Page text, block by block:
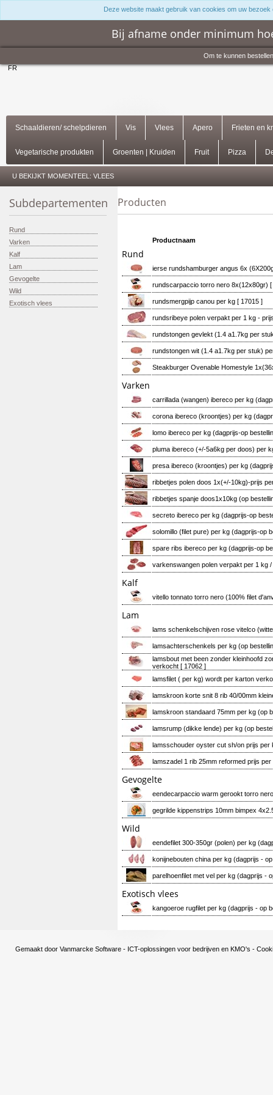
Deze website maakt gebruik van cookies om uw
Bij afname onder minimum
Om te kunnen
FR
Schaaldieren/ schelpdieren Vis Vlees Apero Frieten en
Vegetarische produkten Groenten | Kruiden Fruit Pizza
U BEKIJKT MOMENTEEL: VLEES
Subdepartementen
Rund
Varken
Kalf
Lam
Gevogelte
Wild
Exotisch vlees
Producten
Productnaam
Rund
ierse rundshamburger angus 6x
rundscarpaccio torro nero 8x(12x80gr) [
rundsmergpijp canou per kg [ 17015 ]
rundsribeye polen verpakt per 1 kg -
rundstongen gevlekt (1.4 a1.7kg per
rundstongen wit (1.4 a1.7kg per stuk)
Steakburger Ovenable Homestyle
Varken
carrillada (wangen) ibereco per kg
corona ibereco (kroontjes) per kg
lomo ibereco per kg (dagprijs-op
pluma ibereco (+/-5a6kg per doos) per
presa ibereco (kroontjes) per kg
ribbetjes polen doos 1x(+/-10kg)-prijs
ribbetjes spanje doos1x10kg (op
secreto ibereco per kg (dagprijs-op
solomillo (filet pure) per kg (dagprijs-op
spare ribs ibereco per kg (dagprijs-op
varkenswangen polen verpakt per 1 kg
Kalf
vitello tonnato torro nero (100% filet
Lam
lams schenkelschijven rose vitelco
lamsachterschenkels per kg (op
lamsbout met been zonder kleinhoofd
verkocht [ 17062 ]
lamsfilet ( per kg) wordt per karton
lamskroon korte snit 8 rib 40/00mm
lamskroon standaard 75mm per kg (op
lamsrump (dikke lende) per kg (op
lamsschouder oyster cut sh/on prijs
lamszadel 1 rib 25mm reformed prijs
Gevogelte
eendecarpaccio warm gerookt torro
gegrilde kippenstrips 10mm bimpex
Wild
eendefilet 300-350gr (polen) per kg
konijnebouten china per kg (dagprijs -
parelhoenfilet met vel per kg (dagprijs -
Exotisch vlees
kangoeroe rugfilet per kg (dagprijs - op
Gemaakt door Vanmarcke Software - ICT-oplossingen voor bedrijven en KMO's -